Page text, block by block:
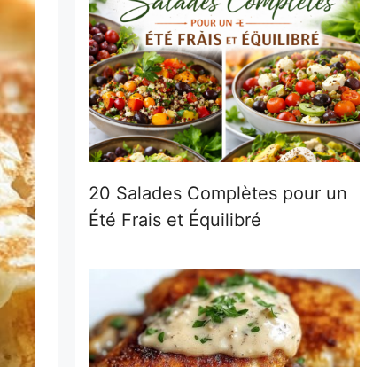
20 Salades Complètes pour un
Été Frais et Équilibré